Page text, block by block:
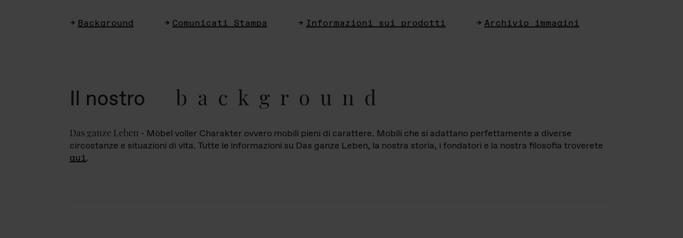
Background Comunicati Stampa Informazioni sui prodotti Archivio immagini
Il nostro background
Das ganze Leben - Möbel voller Charakter ovvero mobili pieni di carattere. Mobili che si adattano perfettamente a diverse
circostanze e situazioni di vita. Tutte le informazioni su Das ganze Leben, la nostra storia, i fondatori e la nostra filosofia troverete
qui.